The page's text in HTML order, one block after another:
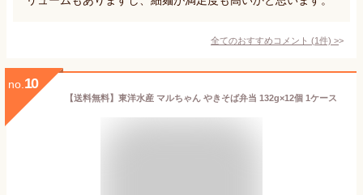
全てのおすすめコメント (1件) >
no. 10
【送料無料】東洋水産 マルちゃん やきそば弁当 132g×12個 1ケース